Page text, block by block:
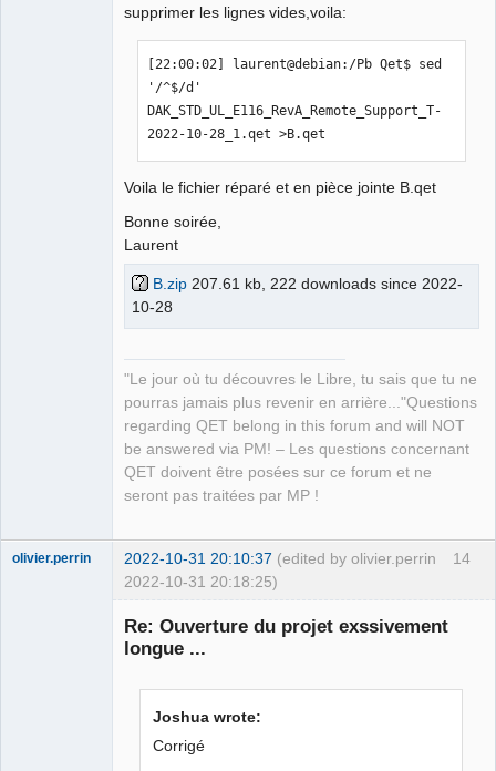
supprimer les lignes vides,voila:
[22:00:02] laurent@debian:/Pb Qet$ sed
'/^$/d'
DAK_STD_UL_E116_RevA_Remote_Support_T-
2022-10-28_1.qet >B.qet
Voila le fichier réparé et en pièce jointe B.qet
Bonne soirée,
Laurent
B.zip 207.61 kb, 222 downloads since 2022-
10-28
"Le jour où tu découvres le Libre, tu sais que tu ne
pourras jamais plus revenir en arrière..."Questions
regarding QET belong in this forum and will NOT
be answered via PM! – Les questions concernant
QET doivent être posées sur ce forum et ne
seront pas traitées par MP !
14
olivier.perrin 2022-10-31 20:10:37 (edited by olivier.perrin
2022-10-31 20:18:25)
Re: Ouverture du projet exssivement
longue ...
Joshua wrote:
Corrigé